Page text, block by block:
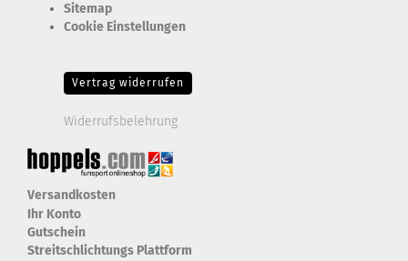
Sitemap
Cookie Einstellungen
Vertrag widerrufen
Widerrufsbelehrung
Versandkosten
Ihr Konto
Gutschein
Streitschlichtungs Plattform